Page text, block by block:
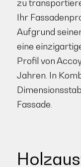
zu
Ihr
Aufgrund
eine
Profil von
Jahren. In
Fassade.